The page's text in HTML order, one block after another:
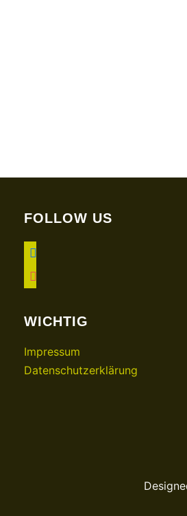
FOLLOW US
facebook
instagram
WICHTIG
Impressum
Datenschutzerklärung